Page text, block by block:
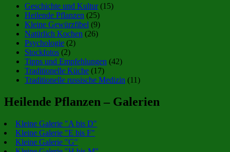
Geschichte und Kultur(15)
Heilende Pflanzen (25)
Kleine Gewürzfibel (9)
Natürlich Kochen (26)
Psychologie (2)
Stockfotos (2)
Tipps und Empfehlungen (42)
Traditionelle Küche (17)
Traditionelle russische Medizin (11)
Heilende Pflanzen – Galerien
Kleine Galerie "A bis D"
Kleine Galerie "E bis F"
Kleine Galerie "G"